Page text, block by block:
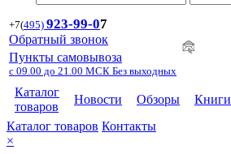
+7(495) 923-99-07
Обратный звонок
Пункты самовывоза
с 09.00 до 21.00 МСК Без выходных
Каталог
товаров
Новости Обзоры Книги
Каталог товаров Контакты
×